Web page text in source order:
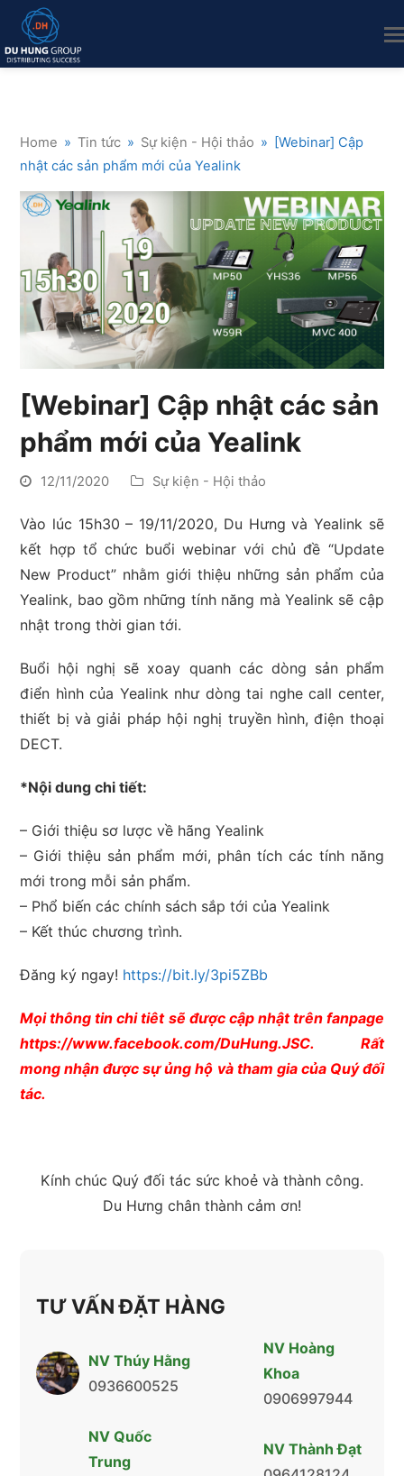
Home » Tin tức » Sự kiện - Hội thảo »
[Webinar] Cập
nhật các sản phẩm mới của Yealink
[Webinar] Cập nhật các sản
phẩm mới của Yealink
12/11/2020 Sự kiện - Hội thảo
Vào lúc 15h30 – 19/11/2020, Du Hưng và Yealink sẽ
kết hợp tổ chức buổi webinar với chủ đề “Update
New Product” nhằm giới thiệu những sản phẩm của
Yealink, bao gồm những tính năng mà Yealink sẽ cập
nhật trong thời gian tới.
Buổi hội nghị sẽ xoay quanh các dòng sản phẩm
điển hình của Yealink như dòng tai nghe call center,
thiết bị và giải pháp hội nghị truyền hình, điện thoại
DECT.
*Nội dung chi tiết:
– Giới thiệu sơ lược về hãng Yealink
– Giới thiệu sản phẩm mới, phân tích các tính năng
mới trong mỗi sản phẩm.
– Phổ biến các chính sách sắp tới của Yealink
– Kết thúc chương trình.
Đăng ký ngay! https://bit.ly/3pi5ZBb
Mọi thông tin chi tiêt sẽ được cập nhật trên fanpage
https://www.facebook.com/DuHung.JSC. Rất
mong nhận được sự ủng hộ và tham gia của Quý đối
tác.
Kính chúc Quý đối tác sức khoẻ và thành công.
Du Hưng chân thành cảm ơn!
TƯ VẤN ĐẶT HÀNG
NV Thúy Hằng
0936600525
NV Hoàng
Khoa
0906997944
NV Quốc
Trung
NV Thành Đạt